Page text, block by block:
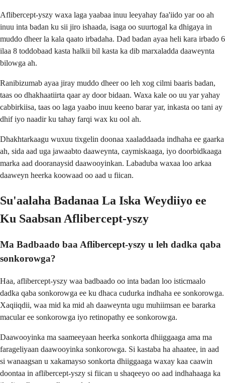
Aflibercept-yszy waxa laga yaabaa inuu leeyahay faa'iido yar oo ah
inuu inta badan ku sii jiro ishaada, isaga oo suurtogal ka dhigaya in
muddo dheer la kala qaato irbadaha. Dad badan ayaa heli kara irbado 6
ilaa 8 toddobaad kasta halkii bil kasta ka dib marxaladda daaweynta
bilowga ah.
Ranibizumab ayaa jiray muddo dheer oo leh xog cilmi baaris badan,
taas oo dhakhaatiirta qaar ay door bidaan. Waxa kale oo uu yar yahay
cabbirkiisa, taas oo laga yaabo inuu keeno barar yar, inkasta oo tani ay
dhif iyo naadir ku tahay farqi wax ku ool ah.
Dhakhtarkaagu wuxuu tixgelin doonaa xaaladdaada indhaha ee gaarka
ah, sida aad uga jawaabto daaweynta, caymiskaaga, iyo doorbidkaaga
marka aad dooranaysid daawooyinkan. Labaduba waxaa loo arkaa
daaweyn heerka koowaad oo aad u fiican.
Su'aalaha Badanaa La Iska Weydiiyo ee
Ku Saabsan Aflibercept-yszy
Ma Badbaado baa Aflibercept-yszy u leh dadka qaba
sonkorowga?
Haa, aflibercept-yszy waa badbaado oo inta badan loo isticmaalo
dadka qaba sonkorowga ee ku dhaca cudurka indhaha ee sonkorowga.
Xaqiiqdii, waa mid ka mid ah daaweynta ugu muhiimsan ee bararka
macular ee sonkorowga iyo retinopathy ee sonkorowga.
Daawooyinka ma saameeyaan heerka sonkorta dhiiggaaga ama ma
farageliyaan daawooyinka sonkorowga. Si kastaba ha ahaatee, in aad
si wanaagsan u xakamayso sonkorta dhiiggaaga waxay kaa caawin
doontaa in aflibercept-yszy si fiican u shaqeeyo oo aad indhahaaga ka